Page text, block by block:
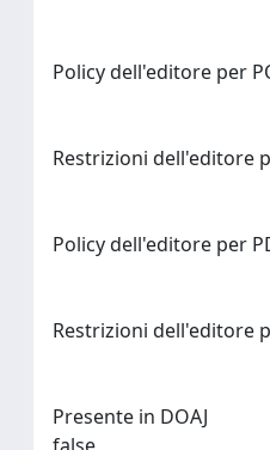
Policy dell'editore per
Restrizioni dell'editore
Policy dell'editore per
Restrizioni dell'editore
Presente in DOAJ